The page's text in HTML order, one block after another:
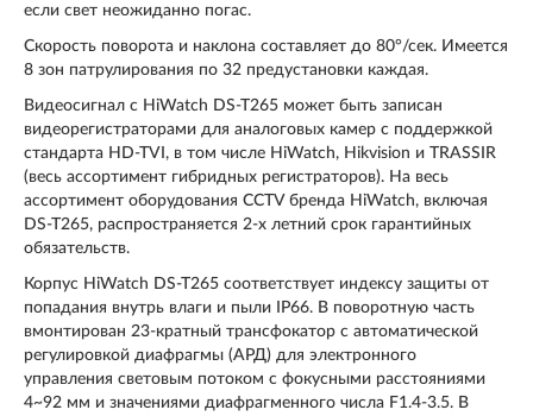
если свет неожиданно погас.
Скорость поворота и наклона составляет до 80°/сек. Имеется
8 зон патрулирования по 32 предустановки каждая.
Видеосигнал с HiWatch DS-T265 может быть записан
видеорегистраторами для аналоговых камер с поддержкой
стандарта HD-TVI, в том числе HiWatch, Hikvision и TRASSIR
(весь ассортимент гибридных регистраторов). На весь
ассортимент оборудования CCTV бренда HiWatch, включая
DS-T265, распространяется 2-х летний срок гарантийных
обязательств.
Корпус HiWatch DS-T265 соответствует индексу защиты от
попадания внутрь влаги и пыли IP66. В поворотную часть
вмонтирован 23-кратный трансфокатор с автоматической
регулировкой диафрагмы (АРД) для электронного
управления световым потоком с фокусными расстояниями
4~92 мм и значениями диафрагменного числа F1.4-3.5. В